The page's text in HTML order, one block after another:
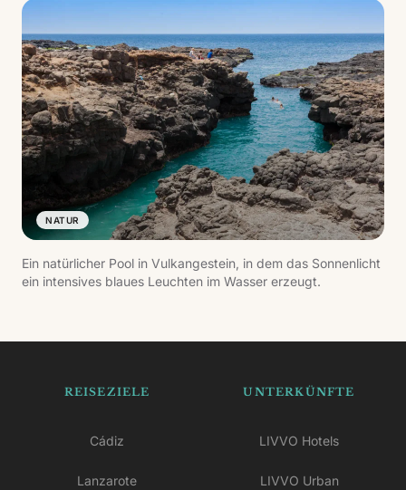
NATUR
Ein natürlicher Pool in Vulkangestein, in dem das Sonnenlicht
ein intensives blaues Leuchten im Wasser erzeugt.
REISEZIELE
Cádiz
Lanzarote
UNTERKÜNFTE
LIVVO Hotels
LIVVO Urban